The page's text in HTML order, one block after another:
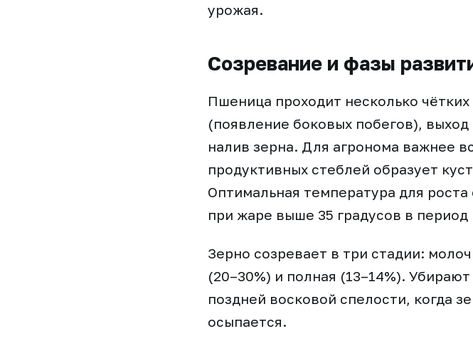
урожая.
Созревание и фазы
Пшеница проходит несколько
(появление боковых побегов),
налив зерна. Для агронома важнее
продуктивных стеблей образует
Оптимальная температура для
при жаре выше 35 градусов в
Зерно созревает в три стадии:
(20–30%) и полная (13–14%).
поздней восковой спелости, когда
осыпается.